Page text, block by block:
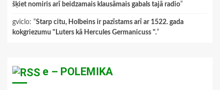
šķiet nomiris arī beidzamais klausāmais gabals tajā radio”
gviclo: “Starp citu, Holbeins ir pazīstams arī ar 1522. gada
kokgriezumu "Luters kā Hercules Germanicuss ".”
e – POLEMIKA